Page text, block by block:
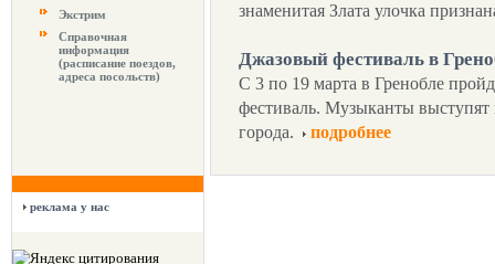
Экстрим
Справочная
информация
(расписание поездов,
адреса посольств)
реклама у нас
знаменитая Злата улочка
Джазовый фестиваль в
С 3 по 19 марта в Гренобле
фестиваль. Музыканты выступят
города.
подробнее